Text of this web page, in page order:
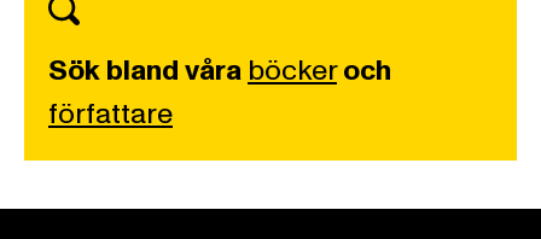
Sök bland våra böckeroch
författare